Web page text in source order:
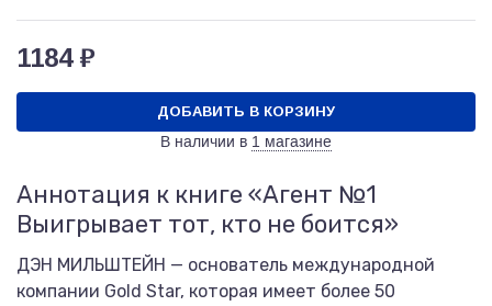
1184 ₽
ДОБАВИТЬ В КОРЗИНУ
В наличии в 1 магазине
Аннотация к книге «Агент №1
Выигрывает тот, кто не боится»
ДЭН МИЛЬШТЕЙН — основатель международной
компании Gold Star, которая имеет более 50